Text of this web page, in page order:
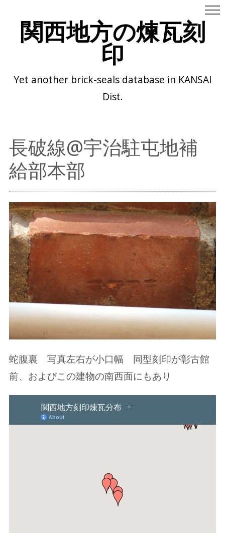
関西地方の煉瓦刻
印
Yet another brick-seals database in KANSAI
Dist.
長破線@宇治駐屯地補
給部本部
蛇腹裏 写真左右が小口幅 同型刻印が彰古館
前、およびこの建物の南西面にもあり